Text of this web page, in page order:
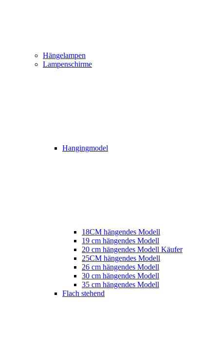
Hängelampen
Lampenschirme
Hangingmodel
18CM hängendes Modell
19 cm hängendes Modell
20 cm hängendes Modell Käufer
25CM hängendes Modell
26 cm hängendes Modell
30 cm hängendes Modell
35 cm hängendes Modell
Flach stehend